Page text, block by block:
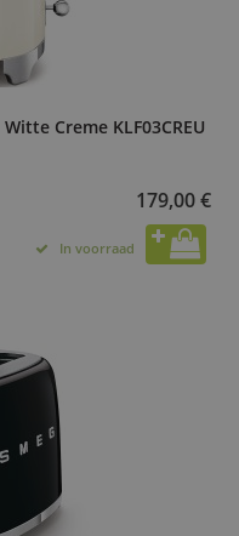
Creme KLF03CREU
179,00 €
In voorraad